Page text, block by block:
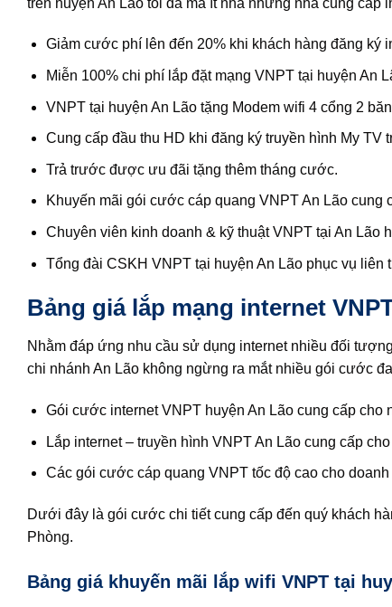
Giảm cước phí lên đến 20% khi khách hàng đăng ký
Miễn 100% chi phí lắp đặt mạng VNPT tại huyện An
VNPT tại huyện An Lão tặng Modem wifi 4 cổng 2
Cung cấp đầu thu HD khi đăng ký truyền hình My TV
Trả trước được ưu đãi tặng thêm tháng cước.
Khuyến mãi gói cước cáp quang VNPT An Lão cung
Chuyên viên kinh doanh & kỹ thuật VNPT tại An Lão
Tổng đài CSKH VNPT tại huyện An Lão phục vụ liên
Bảng giá lắp mạng internet
Nhằm đáp ứng nhu cầu sử dụng internet nhiều đối
chi nhánh An Lão không ngừng ra mắt nhiều gói cước
Gói cước internet VNPT huyện An Lão cung cấp cho
Lắp internet – truyền hình VNPT An Lão cung cấp
Các gói cước cáp quang VNPT tốc độ cao cho
Dưới đây là gói cước chi tiết cung cấp đến quý khách
Phòng.
Bảng giá khuyến mãi lắp wifi VNPT tại